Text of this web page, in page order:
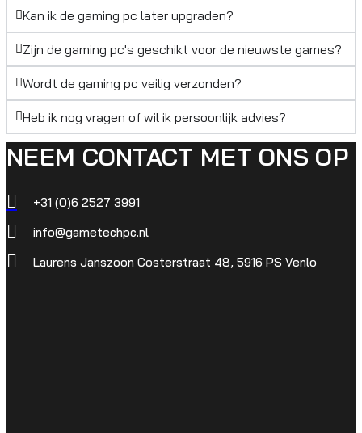
Kan ik de gaming pc later upgraden?
Zijn de gaming pc's geschikt voor de nieuwste games?
Wordt de gaming pc veilig verzonden?
Heb ik nog vragen of wil ik persoonlijk advies?
NEEM CONTACT MET ONS OP
+31 (0)6 2527 3991
info@gametechpc.nl
Laurens Janszoon Costerstraat 48, 5916 PS Venlo